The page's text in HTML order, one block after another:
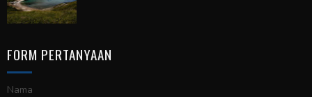
FORM PERTANYAAN
Nama